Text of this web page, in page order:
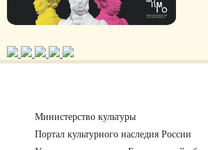
Министерство культуры
Портал культурного наследия России